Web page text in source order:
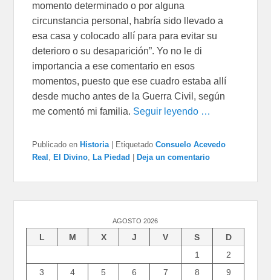
momento determinado o por alguna
circunstancia personal, habría sido llevado a
esa casa y colocado allí para para evitar su
deterioro o su desaparición”. Yo no le di
importancia a ese comentario en esos
momentos, puesto que ese cuadro estaba allí
desde mucho antes de la Guerra Civil, según
me comentó mi familia. Seguir leyendo …
Publicado en Historia Etiquetado Consuelo Acevedo
Real , El Divino, La Piedad Deja un comentario
AGOSTO 2026
L M X J V S
D
1
2
3
4 5 6 7 8
9